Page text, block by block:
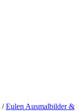
/Eulen Ausmalbilder &